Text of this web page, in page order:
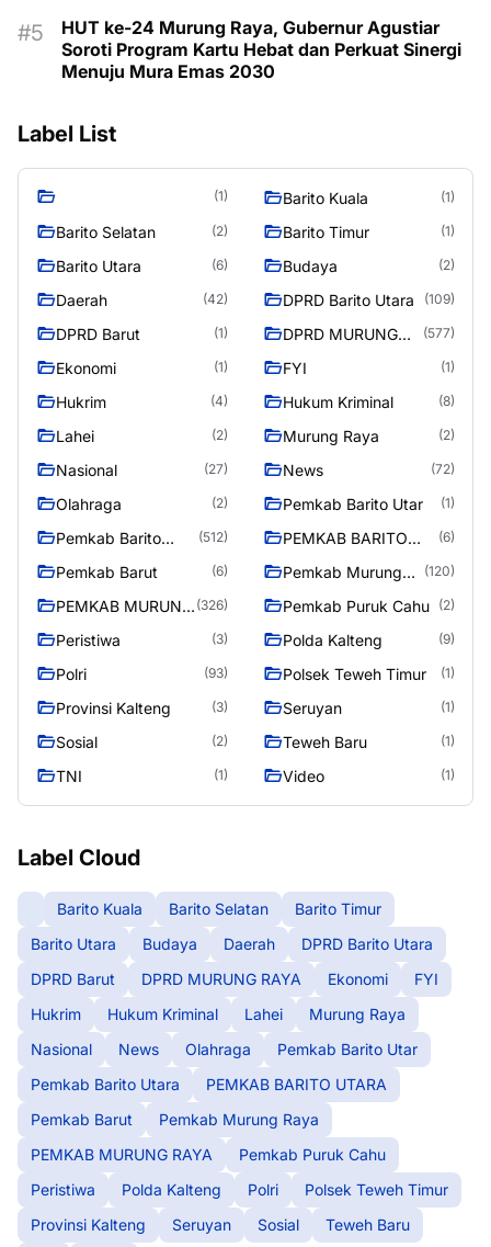
HUT ke-24 Murung Raya, Gubernur Agustiar
Soroti Program Kartu Hebat dan Perkuat Sinergi
Menuju Mura Emas 2030
Label List
(1) Barito Kuala (1)
Barito Selatan (2) Barito Timur (1)
Barito Utara (6) Budaya (2)
Daerah (42) DPRD Barito Utara (109)
DPRD Barut (1)
DPRD MURUNG
(577)
Ekonomi (1) FYI (1)
Hukrim (4) Hukum Kriminal (8)
Lahei (2) Murung Raya (2)
Nasional (27) News (72)
Olahraga (2) Pemkab Barito Utar (1)
Pemkab Barito
(512)
PEMKAB BARITO
(6)
Pemkab Barut (6)
Pemkab Murung
(120)
PEMKAB MURUNG (326) Pemkab Puruk Cahu (2)
Peristiwa (3) Polda Kalteng (9)
Polri (93) Polsek Teweh Timur (1)
Provinsi Kalteng (3) Seruyan (1)
Sosial (2) Teweh Baru (1)
TNI (1) Video (1)
Label Cloud
Barito Kuala Barito Selatan
Barito Timur
Barito Utara
Budaya Daerah
DPRD Barito Utara
DPRD Barut
DPRD MURUNG RAYA Ekonomi
FYI
Hukrim
Hukum Kriminal Lahei
Murung Raya
Nasional
News Olahraga
Pemkab Barito Utar
Pemkab Barito Utara
PEMKAB BARITO UTARA
Pemkab Barut
Pemkab Murung Raya
PEMKAB MURUNG RAYA
Pemkab Puruk Cahu
Peristiwa
Polda Kalteng Polri
Polsek Teweh Timur
Provinsi Kalteng
Seruyan Sosial
Teweh Baru